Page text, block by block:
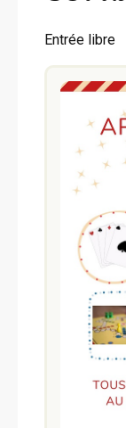
Entrée libre